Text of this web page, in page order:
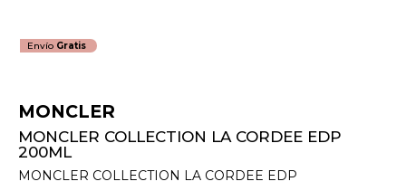
Envío Gratis
MONCLER
MONCLER COLLECTION LA CORDEE EDP
200ML
MONCLER COLLECTION LA CORDEE EDP